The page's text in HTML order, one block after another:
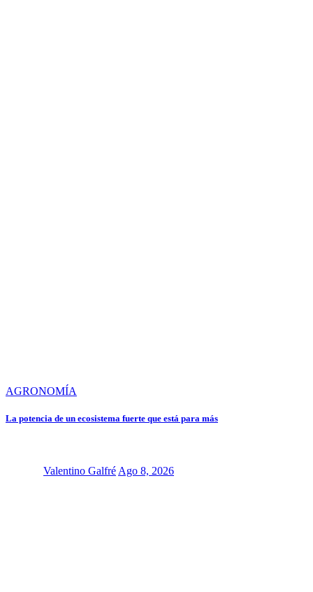
AGRONOMÍA
La potencia de un ecosistema fuerte que está para más
Valentino Galfré Ago 8, 2026